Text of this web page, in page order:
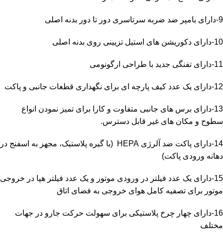
9-دارای بامپر ضد ضربه سرتاسری دور تا دور بدنه اصلی
10-دارای دکوریشن های استیل تزیینی روی بدنه اصلی
11-دارای تفنگی جدید با طراحی ارگونومی
12-دارای یک عدد کیف پارچه ای برای نگهداری قطعات جانبی و پاکت
13-دارای برس های جانبی متفاوت و کارا برای تمیز نمودن انواع
سطوح و مکان های غیر قابل دسترس.
14-دارای پاکت ضد آلرژی HEPA (با گیره پلاستیک، مجهز به اسفنج در
دهانه ورودی پاکت)
15-دارای یک عدد فیلتر در ورودی موتور و یک عدد فیلتر هپا در خروجی
موتور برای تصفیه کامل هوای خروجی به فضای اتاق
16-دارای چهار چرخ پلاستیکی برای سهولت حرکت جارو در جهات
مختلف